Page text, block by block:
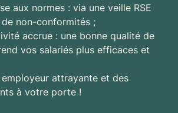
aux normes : via une veille RSE
non-conformités ;
accrue : une bonne qualité de
vos salariés plus efficaces et
attrayante et des
à votre porte !